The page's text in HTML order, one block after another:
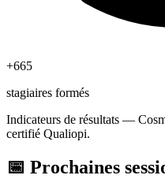
+665
stagiaires formés
Indicateurs de résultats —
certifié Qualiopi.
📅 Prochaines